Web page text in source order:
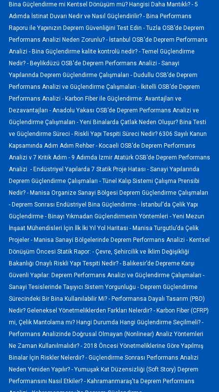
Bina Güçlendirme mi Kentsel Dönüşüm mü? Hangisi Daha Mantıklı? - 5
Adımda İstinat Duvarı Nedir ve Nasıl Güçlendirilir? - Bina Performans
Raporu ile Yapınızın Deprem Güvenliğini Test Edin - Tuzla OSB’de Deprem
Performans Analizi Neden Zorunlu? - İstanbul OSB'de Deprem Performans
Analizi - Bina Güçlendirme kalite kontrolü nedir? - Temel Güçlendirme
Nedir? - Beylikdüzü OSB'de Deprem Performans Analizi - Sanayi
Yapılarında Deprem Güçlendirme Çalışmaları - Dudullu OSB’de Deprem
Performans Analizi ve Güçlendirme Çalışmaları - İkitelli OSB’de Deprem
Performans Analizi - Karbon Fiber ile Güçlendirme: Avantajları ve
Dezavantajları - Anadolu Yakası OSB’de Deprem Performans Analizi ve
Güçlendirme Çalışmaları - Yeni Binalarda Çatlak Neden Oluşur? Bina Testi
ve Güçlendirme Süreci - Riskli Yapı Tespiti Süreci Nedir? 6306 Sayılı Kanun
Kapsamında Adım Adım Rehber - Kocaeli OSB’de Deprem Performans
Analizi v 7 Kritik Adım - 9 Adımda İzmir Atatürk OSB’de Deprem Performans
Analizi - Endüstriyel Yapılarda 7 Statik Proje Hatası - Sanayi Yapılarında
Deprem Güçlendirme Çalışmaları - Tünel Kalıp Sistemi Çalışma Prensibi
Nedir? - Manisa Organize Sanayi Bölgesi Deprem Güçlendirme Çalışmaları
- Deprem Sonrası Endüstriyel Bina Güçlendirme - İstanbul'da Çelik Yapı
Güçlendirme - Binayı Yıkmadan Güçlendirmenin Yöntemleri - Yeni Mezun
İnşaat Mühendisleri İçin İlk İki Yıl Yol Haritası - Manisa Turgutlu’da Çelik
Projeler - Manisa Sanayi Bölgelerinde Deprem Performans Analizi - Kentsel
Dönüşüm Öncesi Statik Rapor: - Çevre, Şehircilik ve İklim Değişikliği
Bakanlığı Onaylı Riskli Yapı Tespiti Nedir? - Balıkesir’de Depreme Karşı
Güvenli Yapılar: Deprem Performans Analizi ve Güçlendirme Çalışmaları -
Sanayi Tesislerinde Taşıyıcı Sistem Yorgunluğu - Deprem Güçlendirme
Sürecindeki Bir Bina Kullanılabilir Mi? - Performansa Dayalı Tasarım (PBD)
Nedir? Geleneksel Yönetmeliklerden Farkları Nelerdir? - Karbon Fiber (CFRP)
mi, Çelik Mantolama mı? Hangi Durumda Hangi Güçlendirme Seçilmeli? -
Performans Analizinde Doğrusal Olmayan (Nonlinear) Analiz Yöntemleri
Ne Zaman Kullanılmalıdır? - 2018 Öncesi Yönetmeliklerine Göre Yapılmış
Binalar İçin Riskler Nelerdir? - Güçlendirme Sonrası Performans Analizi
Neden Yeniden Yapılır? - Yumuşak Kat Düzensizliği (Soft Story) Deprem
Performansını Nasıl Etkiler? - Kahramanmaraş'ta Deprem Performans